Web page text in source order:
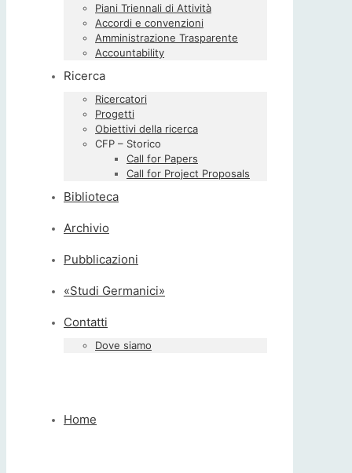
Piani Triennali di Attività
Accordi e convenzioni
Amministrazione Trasparente
Accountability
Ricerca
Ricercatori
Progetti
Obiettivi della ricerca
CFP – Storico
Call for Papers
Call for Project Proposals
Biblioteca
Archivio
Pubblicazioni
«Studi Germanici»
Contatti
Dove siamo
Home